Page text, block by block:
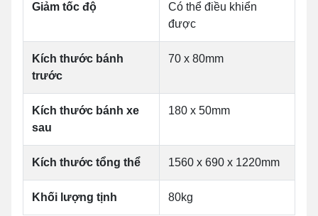
Giảm tốc độ
Có thể điều khiển
được
Kích thước bánh
trước
70 x 80mm
Kích thước bánh xe
sau
180 x 50mm
Kích thước tổng thể 1560 x 690 x 1220mm
Khối lượng tịnh 80kg